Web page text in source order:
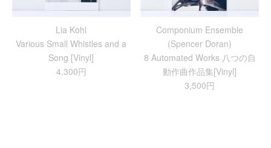
Lia Kohl
Various Small Whistles and a
Song [Vinyl]
4,300円
Componium Ensemble
(Spencer Doran)
8 Automated Works 八つの自
動作曲作品集[Vinyl]
3,500円